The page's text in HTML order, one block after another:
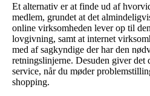
Et alternativ er at finde ud af
medlem, grundet at det
online virksomheden lever op til
lovgivning, samt at internet
med af sagkyndige der har den
retningslinjerne. Desuden giver
service, når du møder
shopping.